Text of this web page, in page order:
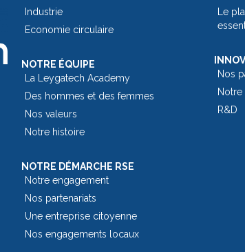
Industrie
Economie circulaire
NOTRE ÉQUIPE
La Leygatech Academy
Des hommes et des femmes
Nos valeurs
Notre histoire
NOTRE DÉMARCHE RSE
Notre engagement
Nos partenariats
Une entreprise citoyenne
Nos engagements locaux
Le
Nos
R&D